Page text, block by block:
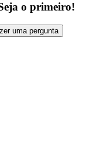
o primeiro!
uma pergunta